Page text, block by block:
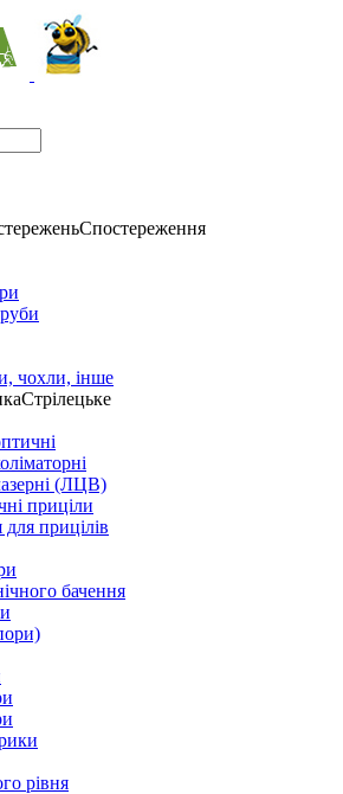
Спостереження
чохли, інше
Стрілецьке
(ЛЦВ)
приціли
прицілів
бачення
рівня